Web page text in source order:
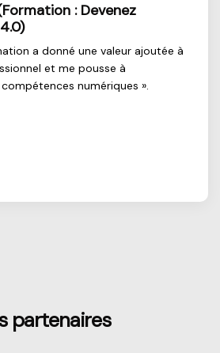
: Devenez
a donné une valeur ajoutée à
et me pousse à
numériques ».
partenaires